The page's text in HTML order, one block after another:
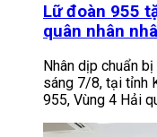
Lữ đoàn 955
quân nhân
Nhân dịp chuẩn
sáng 7/8, tại tỉnh
955, Vùng 4 Hải